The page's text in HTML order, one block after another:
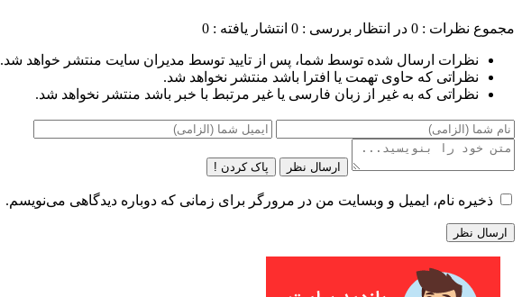
مجموع نظرات : 0 در انتظار بررسی : 0 انتشار یافته : 0
نظرات ارسال شده توسط شما، پس از تایید توسط مدیران سایت منتشر خواهد شد.
نظراتی که حاوی تهمت یا افترا باشد منتشر نخواهد شد.
نظراتی که به غیر از زبان فارسی یا غیر مرتبط با خبر باشد منتشر نخواهد شد.
ارسال نظر پاک کردن !
ذخیره نام، ایمیل و وبسایت من در مرورگر برای زمانی که دوباره دیدگاهی می‌نویسم.